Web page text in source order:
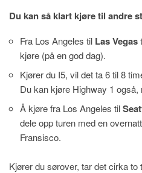
Du kan så klart kjøre til andre
Fra Los Angeles til Las Vegas
kjøre (på en god dag).
Kjører du I5, vil det ta 6 til 8
Du kan kjøre Highway 1
Å kjøre fra Los Angeles til
dele opp turen med en
Fransisco.
Kjører du sørover, tar det cirka